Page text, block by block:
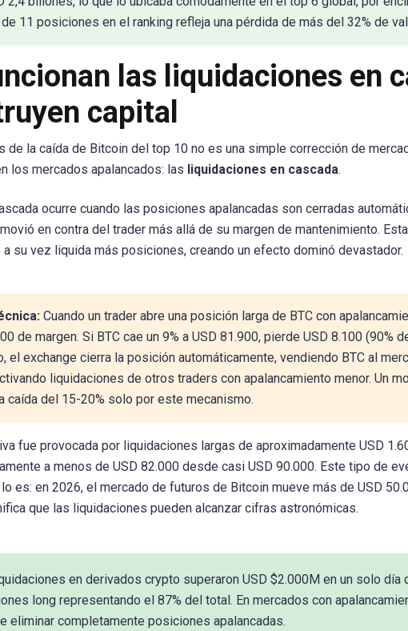
11 posiciones en el ranking refleja una pérdida de más del 32% de
las liquidaciones en
capital
de la caída de Bitcoin del top 10 no es una simple corrección de
los mercados apalancados: las liquidaciones en cascada.
ocurre cuando las posiciones apalancadas son cerradas
en contra del trader más allá de su margen de mantenimiento.
a su vez liquida más posiciones, creando un efecto dominó devastador.
Cuando un trader abre una posición larga de BTC con
de margen. Si BTC cae un 9% a USD 81.900, pierde USD 8.100 (90%
el exchange cierra la posición automáticamente, vendiendo BTC al
liquidaciones de otros traders con apalancamiento menor. Un
caída del 15-20% solo por este mecanismo.
fue provocada por liquidaciones largas de aproximadamente USD
a menos de USD 82.000 desde casi USD 90.000. Este tipo de
es: en 2026, el mercado de futuros de Bitcoin mueve más de USD
que las liquidaciones pueden alcanzar cifras astronómicas.
en derivados crypto superaron USD $2.000M en un solo día
long representando el 87% del total. En mercados con
eliminar completamente posiciones apalancadas.